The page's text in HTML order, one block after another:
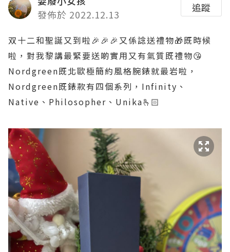
發佈於 2022.12.13
追蹤
双十二和聖誕又到啦🎉🎉🎉又係諗送禮物🎁既時候
啦，對我黎講最緊要送啲實用又有氣質既禮物😘
Nordgreen既北歐極簡約風格腕錶就最岩啦，
Nordgreen既錶款有四個系列，Infinity、
Native、Philosopher、Unika🫰🏻